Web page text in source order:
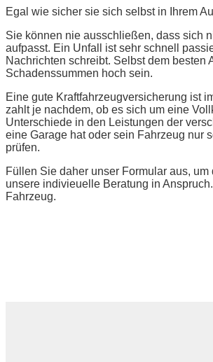
Egal wie sicher sie sich selbst in Ihrem
Sie können nie ausschließen, dass sich
aufpasst. Ein Unfall ist sehr schnell
Nachrichten schreibt. Selbst dem
Schadenssummen hoch sein.
Eine gute Kraftfahrzeugversicherung ist
zahlt je nachdem, ob es sich um eine
Unterschiede in den Leistungen der
eine Garage hat oder sein Fahrzeug nur
prüfen.
Füllen Sie daher unser Formular aus,
unsere indivieuelle Beratung in
Fahrzeug.